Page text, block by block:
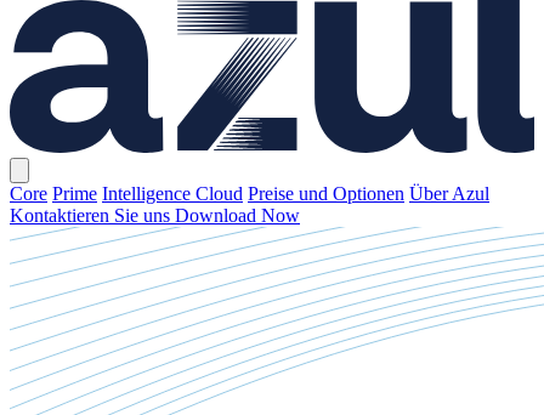
Core Prime Intelligence Cloud Preise und Optionen Über Azul
Kontaktieren Sie uns Download Now